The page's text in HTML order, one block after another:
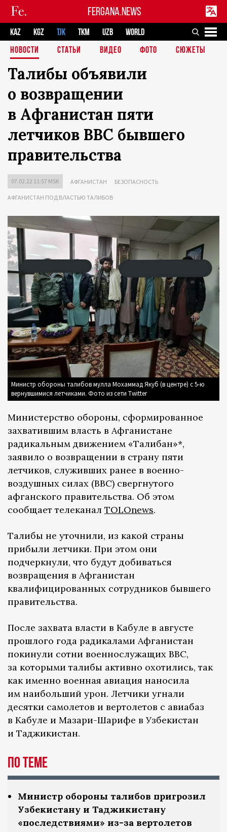
FERGANA.NEWS
KAZ KGZ TJK TKM UZB
WORLD
НОВОСТИ
СТАТЬИ ВИДЕО ФОТО СЮЖЕТЫ
Талибы объявили
о возвращении
в Афганистан пяти
летчиков ВВС бывшего
правительства
07.02.22 11:57 MSK АФГАНИСТАН БЕЗОПАСНОСТЬ
АФГАНИСТАН ПОД ВЛАСТЬЮ ТАЛИБОВ
Министр обороны талибов мулла Мохаммад Якуб (в центре) с 5-ю
вернувшимися летчиками. Фото из сети Twitter
Министерство обороны, сформированное
захватившим власть в Афганистане
радикальным движением «Талибан»*,
заявило о возвращении в страну пяти
летчиков, служивших ранее в военно-
воздушных силах (ВВС) свергнутого
афганского правительства. Об этом
сообщает телеканал TOLOnews.
Талибы не уточнили, из какой страны
прибыли летчики. При этом они
подчеркнули, что будут добиваться
возвращения в Афганистан
квалифицированных сотрудников бывшего
правительства.
После захвата власти в Кабуле в августе
прошлого года радикалами Афганистан
покинули сотни военнослужащих ВВС,
за которыми талибы активно охотились, так
как именно военная авиация наносила
им наибольший урон. Летчики угнали
десятки самолетов и вертолетов с авиабаз
в Кабуле и Мазари-Шарифе в Узбекистан
и Таджикистан.
По теме
Министр обороны талибов пригрозил
Узбекистану и Таджикистану
«последствиями» из-за вертолетов